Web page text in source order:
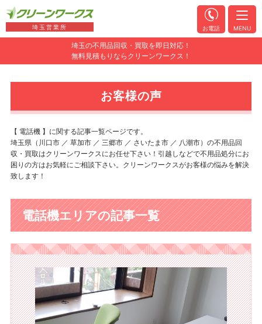
埼玉の不用品回収・買取を即日対応！
無料見積もりならクリーンワークス！
埼玉営業所 お電話 MENU
お客様の声
【 電話機 】に関する記事一覧ページです。
埼玉県（川口市 ／ 草加市 ／ 三郷市 ／ さいたま市 ／ 八潮市）の不用品回
収・買取はクリーンワークスにお任せ下さい！引越しなどで不用品処分にお
困りの方はお気軽にご相談下さい。クリーンワークスがお客様の悩みを解決
致します！
電話機エリアの記事一覧